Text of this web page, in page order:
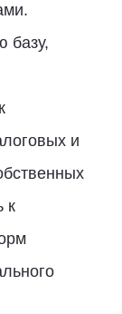
базу,
и
к